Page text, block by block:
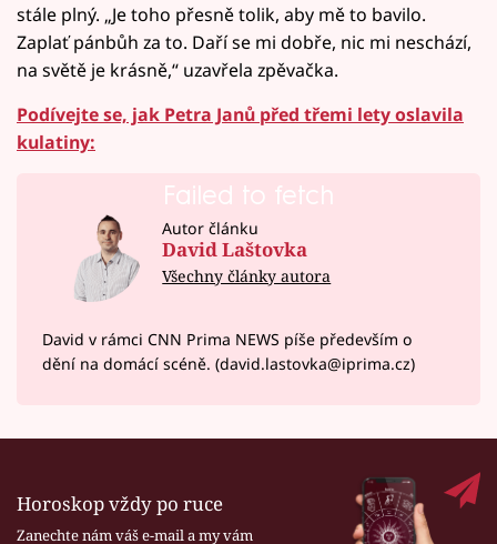
stále plný. „Je toho přesně tolik, aby mě to bavilo.
Zaplať pánbůh za to. Daří se mi dobře, nic mi neschází,
na světě je krásně,“ uzavřela zpěvačka.
Podívejte se, jak Petra Janů před třemi lety oslavila
kulatiny:
Failed to fetch
Autor článku
David Laštovka
Všechny články autora
David v rámci CNN Prima NEWS píše především o
dění na domácí scéně. (david.lastovka@iprima.cz)
Horoskop vždy po ruce
Zanechte nám váš e-mail a my vám